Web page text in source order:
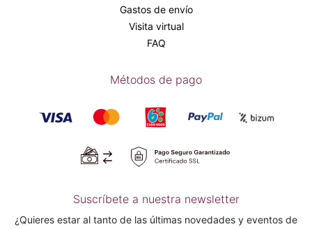
Gastos de envío
Visita virtual
FAQ
Métodos de pago
Suscríbete a nuestra newsletter
¿Quieres estar al tanto de las últimas novedades y eventos de